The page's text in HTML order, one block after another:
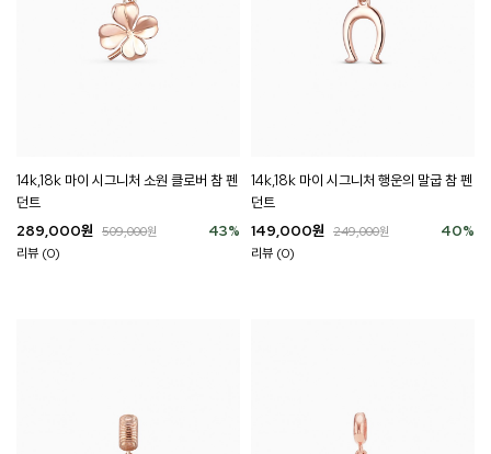
14k,18k 마이 시그니처 소원 클로버 참 펜
던트
43%
289,000원 509,000원
리뷰 (0)
14k,18k 마이 시그니처 행운의 말굽 참 펜
던트
40%
149,000원 249,000원
리뷰 (0)